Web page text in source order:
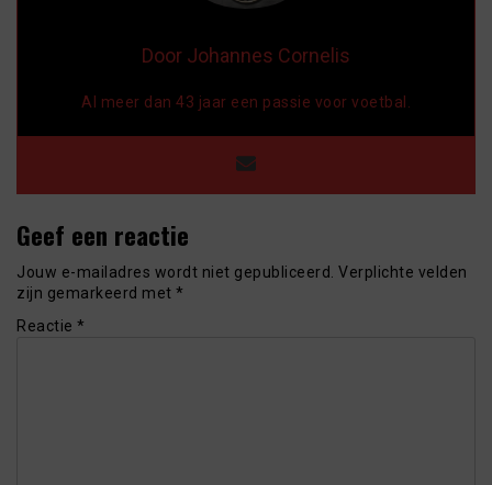
Door Johannes Cornelis
Al meer dan 43 jaar een passie voor voetbal.
Geef een reactie
Jouw e-mailadres wordt niet gepubliceerd. Verplichte velden
zijn gemarkeerd met *
Reactie *